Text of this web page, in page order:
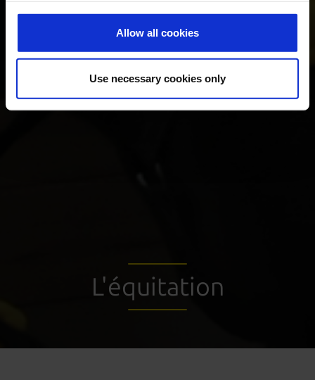
Allow all cookies
Use necessary cookies only
L'équitation